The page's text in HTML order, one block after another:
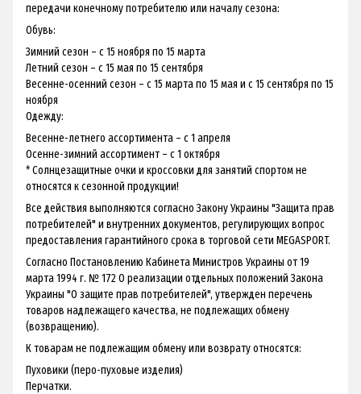
передачи конечному потребителю или началу сезона:
Обувь:
Зимний сезон – с 15 ноября по 15 марта
Летний сезон – с 15 мая по 15 сентября
Весенне-осенний сезон – с 15 марта по 15 мая и с 15 сентября по 15
ноября
Одежду:
Весенне-летнего ассортимента – с 1 апреля
Осенне-зимний ассортимент – с 1 октября
* Солнцезащитные очки и кроссовки для занятий спортом не
относятся к сезонной продукции!
Все действия выполняются согласно Закону Украины "Защита прав
потребителей" и внутренних документов, регулирующих вопрос
предоставления гарантийного срока в торговой сети MEGASPORT.
Согласно Постановлению Кабинета Министров Украины от 19
марта 1994 г. № 172 О реализации отдельных положений Закона
Украины "О защите прав потребителей", утвержден перечень
товаров надлежащего качества, не подлежащих обмену
(возвращению).
К товарам не подлежащим обмену или возврату относятся:
Пуховики (перо-пуховые изделия)
Перчатки.